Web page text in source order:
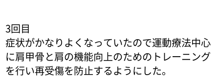
3回目
症状がかなりよくなっていたので運動療法中心
に肩甲骨と肩の機能向上のためのトレーニング
を行い再受傷を防止するようにした。